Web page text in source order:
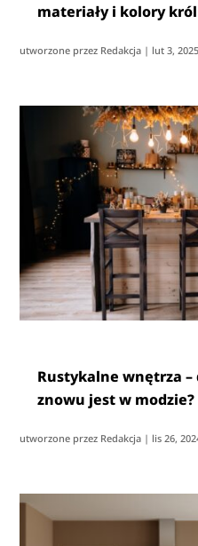
materiały i kolory
utworzone przez Redakcja | lut 3, 2025
Rustykalne wnętrza
znowu jest w modzie?
utworzone przez Redakcja | lis 26,